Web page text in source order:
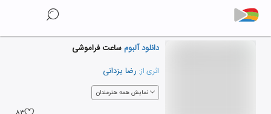
دانلود آلبومساعت فراموشی
اثری از: رضا یزدانی
نمایش همه هنرمندان